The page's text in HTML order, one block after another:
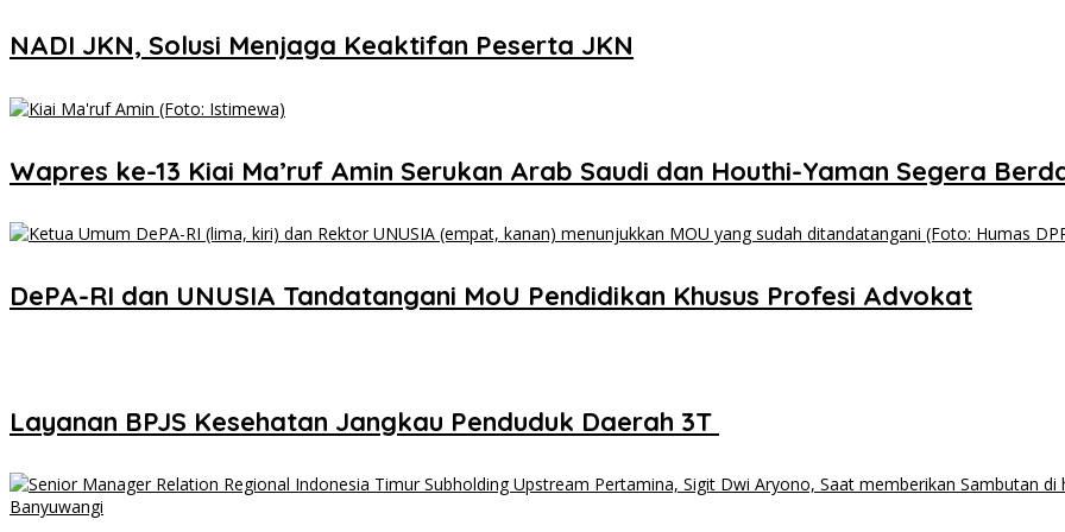
NADI JKN, Solusi Menjaga Keaktifan Peserta JKN
Wapres ke-13 Kiai Ma’ruf Amin Serukan Arab Saudi dan Houthi-Yaman Segera
DePA-RI dan UNUSIA Tandatangani MoU Pendidikan Khusus Profesi Advokat
Layanan BPJS Kesehatan Jangkau Penduduk Daerah 3T